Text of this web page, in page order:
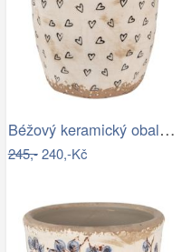
Béžový keramický obal na květináč se…
245,-240,-Kč